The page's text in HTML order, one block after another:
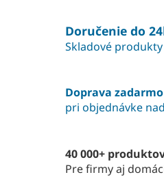
Doručenie do
Skladové
Doprava zadarmo
pri objednávke
40 000+
Pre firmy aj